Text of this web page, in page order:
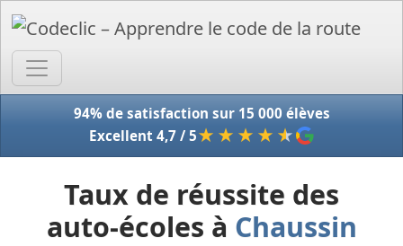
94% de satisfaction sur 15 000 élèves
Excellent 4,7 / 5★★★★ ★
Taux de réussite des
auto-écoles à Chaussin